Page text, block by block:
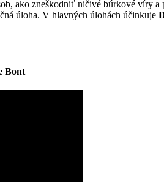
ako zneškodniť ničivé búrkové víry
úloha. V hlavných úlohách účinkuje
Bont